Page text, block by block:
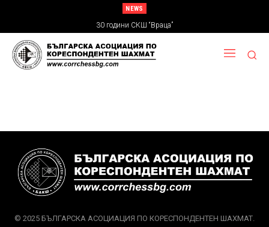
NEWS
30 години СКШ “Враца”
© 2025 БЪЛГАРСКА АСОЦИАЦИЯ ПО КОРЕСПОНДЕНТЕН ШАХМАТ.